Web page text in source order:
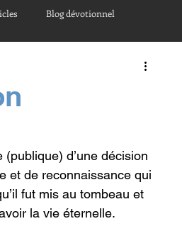
Blog dévotionnel
d’une décision
et de reconnaissance qui
fut mis au tombeau et
la vie éternelle.